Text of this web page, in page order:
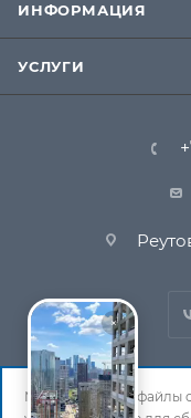
ИНФОРМАЦИЯ
УСЛУГИ
Мы используем файлы